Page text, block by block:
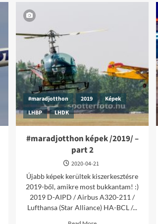
#maradjotthon 2019
Képek
LHBP
LHDK
#maradjotthon képek /2019/ –
part 2
2020-04-21
Újabb képek kerültek kiszerkesztésre
2019-ből, amikre most bukkantam! :)
2019 D-AIPD / Airbus A320-211 /
Lufthansa (Star Alliance) HA-BCL /...
Read